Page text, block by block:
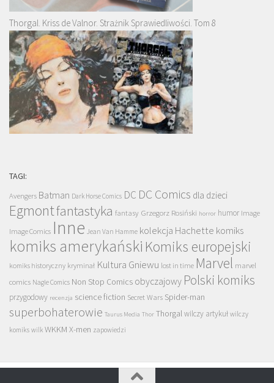
Thorgal. Kriss de Valnor. Strażnik Sprawiedliwości. Tom 8
TAGI:
Avengers Batman Dark Horse Comics DC DC Comics dla dzieci
Egmontfantastyka fantasy Grzegorz Rosiński horror humor Image
Image Comics Inne Jean Van Hamme kolekcja Hachette komiks
komiks amerykański Komiks europejski
komiks historyczny kryminał Kultura Gniewu lost in time Marvel marvel
comics Nagle Comics Non Stop Comics obyczajowy Polski komiks
przygodowy recenzja science fiction Secret Wars Spider-man
superbohaterowie Taurus Media Thor Thorgal wilczy artykuł wilczy
komiks wilk WKKM X-men zapowiedzi